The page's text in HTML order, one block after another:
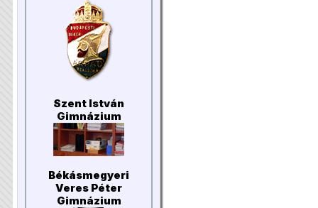
Szent István
Gimnázium
Békásmegyeri
Veres Péter
Gimnázium